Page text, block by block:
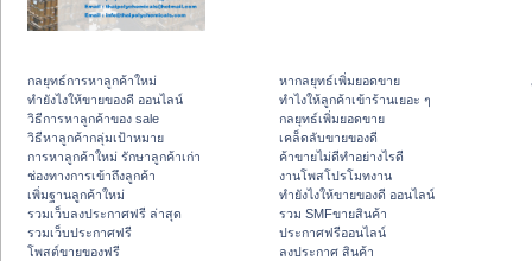
กลยุทธ์การหาลูกค้าใหม่
ทํายังไงให้ขายของดี ออนไลน์
วิธีการหาลูกค้าของ sale
วิธีหาลูกค้ากลุ่มเป้าหมาย
การหาลูกค้าใหม่ รักษาลูกค้าเก่า
ช่องทางการเข้าถึงลูกค้า
เพิ่มฐานลูกค้าใหม่
รวมเว็บลงประกาศฟรี ล่าสุด
รวมเว็บประกาศฟรี
โพสต์ขายของฟรี
หากลยุทธ์เพิ่มยอดขาย
ทําไงให้ลูกค้าเข้าร้านเยอะ ๆ
กลยุทธ์เพิ่มยอดขาย
เคล็ดลับขายของดี
ค้าขายไม่ดีทำอย่างไรดี
งานโพสโปรโมทงาน
ทํายังไงให้ขายของดี ออนไลน์
รวม SMFขายสินค้า
ประกาศฟรีออนไลน์
ลงประกาศ สินค้า